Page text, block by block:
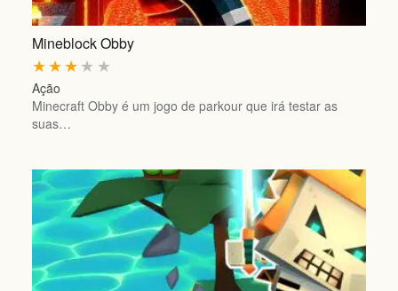
Mineblock Obby
★
★
★
★
★
Ação
Minecraft Obby é um jogo de parkour que irá testar as
suas…